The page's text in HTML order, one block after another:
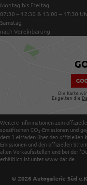
Montag bis Freitag
07:30 – 12:30 & 13:00 – 17:30
Samstag
nach Vereinbarung
Die Karte
Es gelten die
Weitere Informationen zum
spezifischen CO 2-Emissionen und
dem 'Leitfaden über den offiziellen
Emissionen und den offiziellen
allen Verkaufsstellen und bei der
erhältlich ist unter www.dat.de.
© 2026 Autogalerie Süd